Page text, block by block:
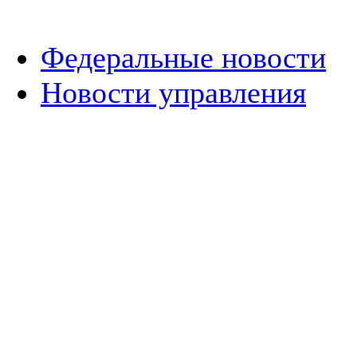
Федеральные новости
Новости управления